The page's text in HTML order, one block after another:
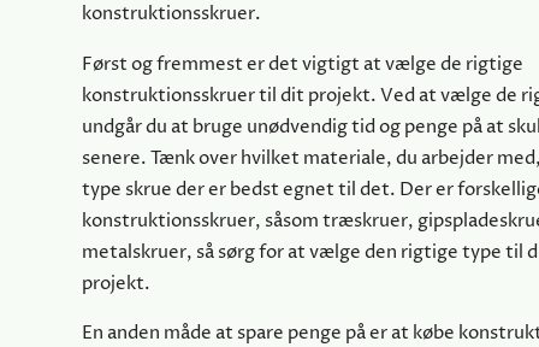
konstruktionsskruer.
Først og fremmest er det vigtigt at vælge de rigtige
konstruktionsskruer til dit projekt. Ved at vælge de
undgår du at bruge unødvendig tid og penge på at
senere. Tænk over hvilket materiale, du arbejder
type skrue der er bedst egnet til det. Der er
konstruktionsskruer, såsom træskruer,
metalskruer, så sørg for at vælge den rigtige type til
projekt.
En anden måde at spare penge på er at købe